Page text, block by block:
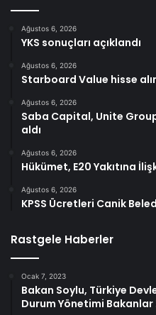
Ağustos 6, 2026
YKS sonuçları açıklandı
Ağustos 6, 2026
Starboard Value hisse
Ağustos 6, 2026
Saba Capital, Unite
aldı
Ağustos 6, 2026
Hükümet, E20 Yakıtına
Ağustos 6, 2026
KPSS Ücretleri Canik
Rastgele Haberler
Ocak 7, 2023
Bakan Soylu, Türkiye
Durum Yönetimi